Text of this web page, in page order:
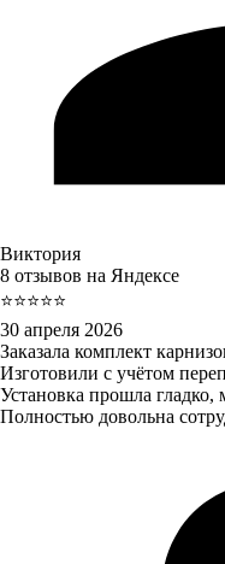
Виктория
8 отзывов на Яндексе
⭐⭐⭐⭐⭐
30 апреля 2026
Заказала комплект
Изготовили с учётом
Установка прошла
Полностью довольна